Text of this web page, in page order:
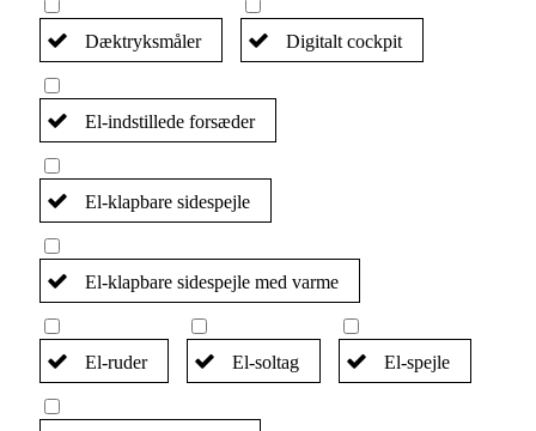
Dæktryksmåler Digitalt cockpit
El-indstillede forsæder
El-klapbare sidespejle
El-klapbare sidespejle med varme
El-ruder El-soltag El-spejle